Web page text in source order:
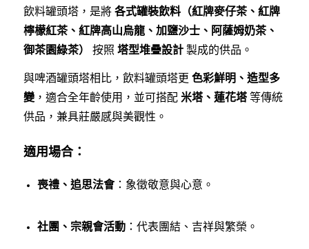
飲料罐頭塔，是將 各式罐裝飲料（紅牌麥仔茶、紅牌
檸檬紅茶、紅牌高山烏龍、加鹽沙士、阿薩姆奶茶、
御茶園綠茶）
按照 塔型堆疊設計製成的供品。
與啤酒罐頭塔相比，飲料罐頭塔更 色彩鮮明、造型多
變，適合全年齡使用，並可搭配 米塔、蓮花塔等傳統
供品，兼具莊嚴感與美觀性。
適用場合：
喪禮、追思法會：象徵敬意與心意。
社團、宗親會活動：代表團結、吉祥與繁榮。